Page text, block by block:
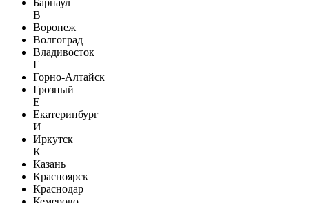
Барнаул
В
Воронеж
Волгоград
Владивосток
Г
Горно-Алтайск
Грозный
Е
Екатеринбург
И
Иркутск
К
Казань
Красноярск
Краснодар